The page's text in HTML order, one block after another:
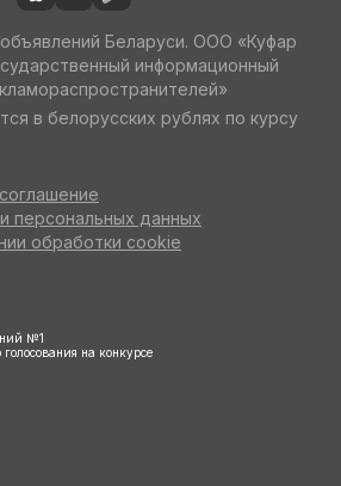
Беларуси. ООО «Куфар
информационный
в белорусских рублях по курсу
персональных данных
обработки cookie
№1
голосования на конкурсе